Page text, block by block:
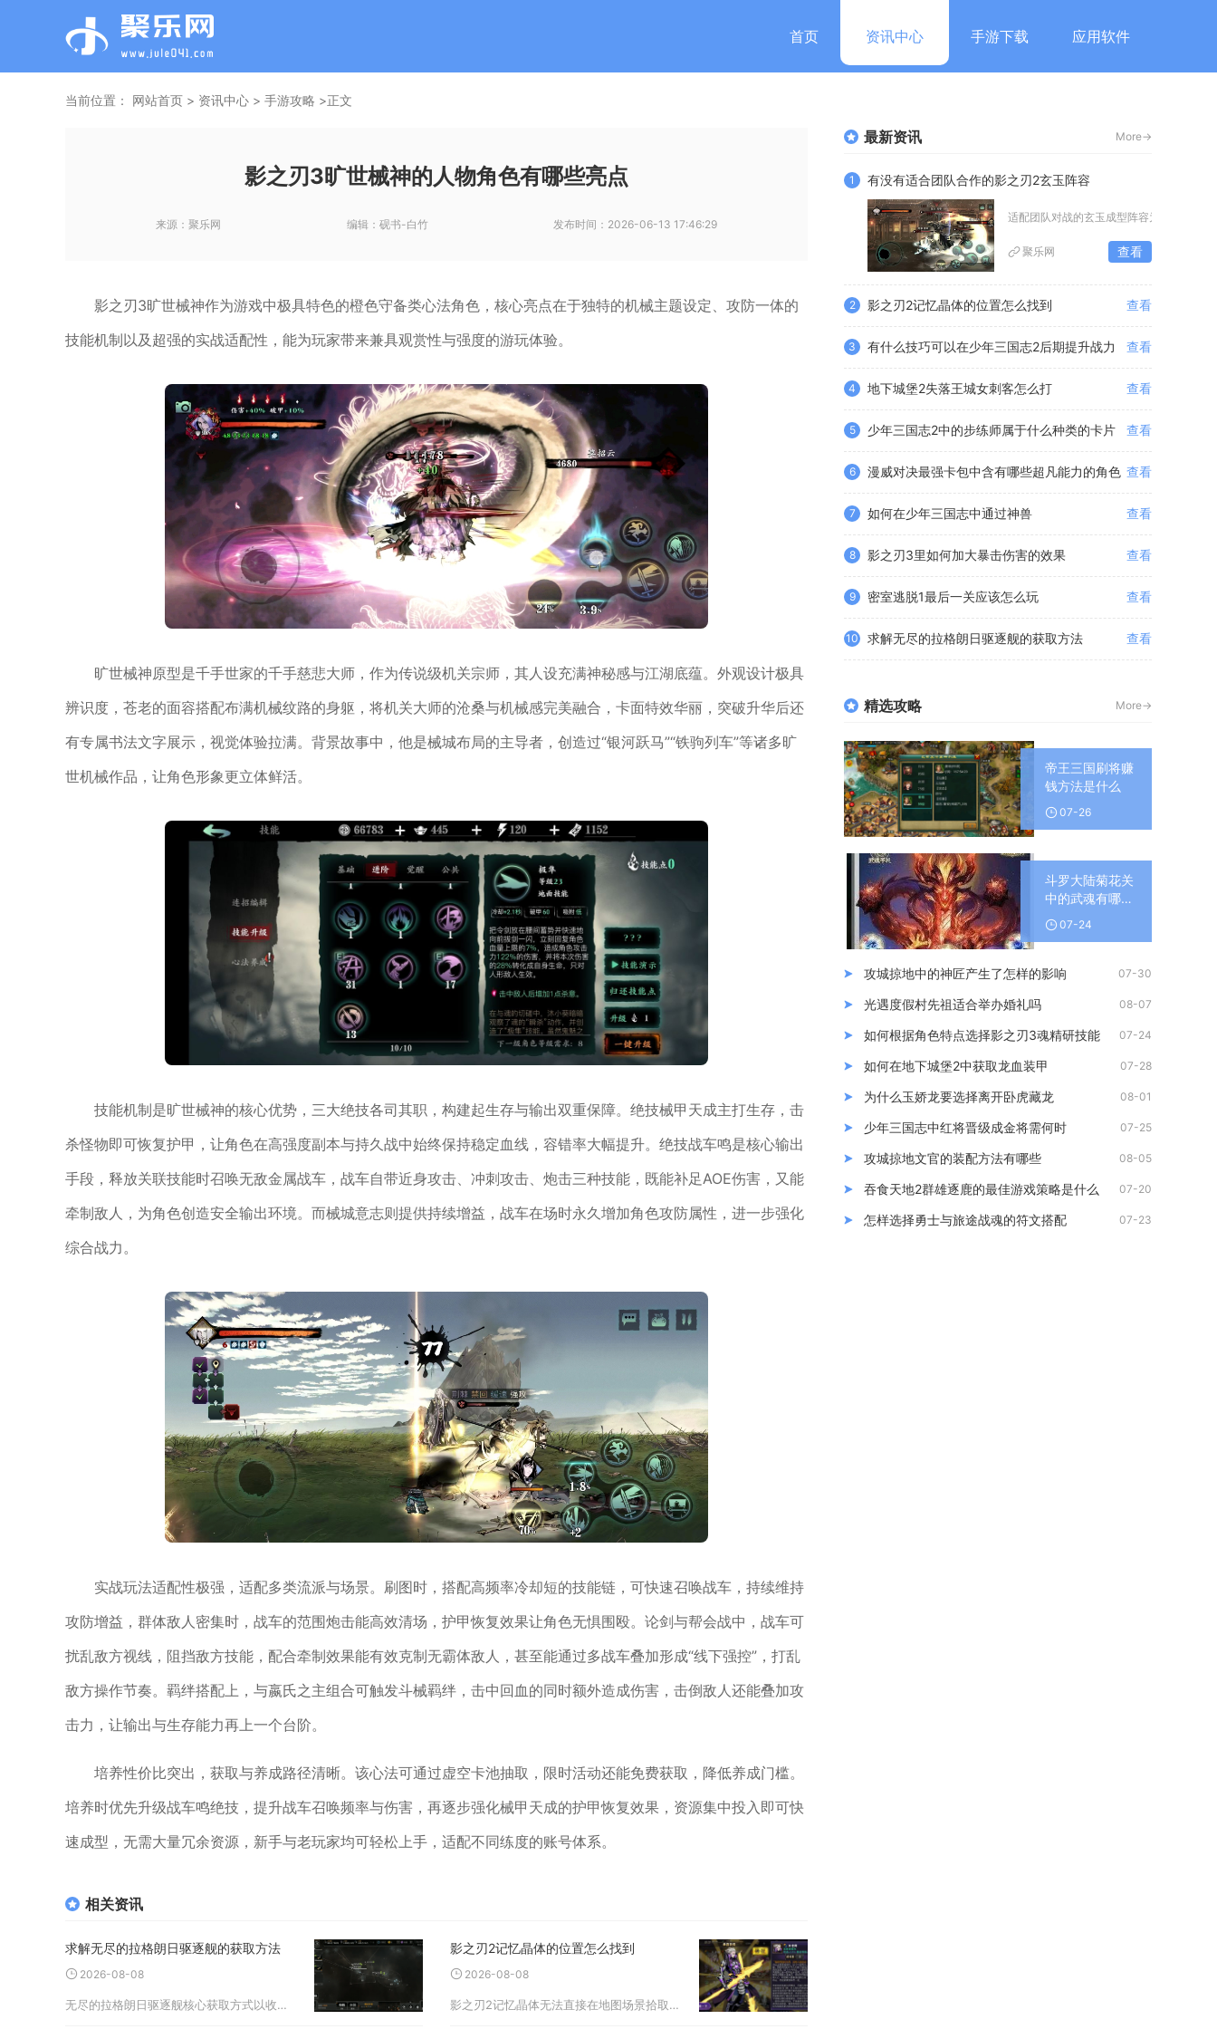
首页 资讯中心 手游下载 应用软件
当前位置： 网站首页 > 资讯中心 > 手游攻略 >正文
影之刃3旷世械神的人物角色有哪些亮点
来源： 聚乐网 编辑： 砚书-白竹 发布时间： 2026-06-13 17:46:29
影之刃3旷世械神作为游戏中极具特色的橙色守备类心法角色，核心亮点在于独特的机械主题设定、攻防一体的
技能机制以及超强的实战适配性，能为玩家带来兼具观赏性与强度的游玩体验。
旷世械神原型是千手世家的千手慈悲大师，作为传说级机关宗师，其人设充满神秘感与江湖底蕴。外观设计极具
辨识度，苍老的面容搭配布满机械纹路的身躯，将机关大师的沧桑与机械感完美融合，卡面特效华丽，突破升华后还
有专属书法文字展示，视觉体验拉满。背景故事中，他是械城布局的主导者，创造过“银河跃马”“铁驹列车”等诸多旷
世机械作品，让角色形象更立体鲜活。
技能机制是旷世械神的核心优势，三大绝技各司其职，构建起生存与输出双重保障。绝技械甲天成主打生存，击
杀怪物即可恢复护甲，让角色在高强度副本与持久战中始终保持稳定血线，容错率大幅提升。绝技战车鸣是核心输出
手段，释放关联技能时召唤无敌金属战车，战车自带近身攻击、冲刺攻击、炮击三种技能，既能补足AOE伤害，又能
牵制敌人，为角色创造安全输出环境。而械城意志则提供持续增益，战车在场时永久增加角色攻防属性，进一步强化
综合战力。
实战玩法适配性极强，适配多类流派与场景。刷图时，搭配高频率冷却短的技能链，可快速召唤战车，持续维持
攻防增益，群体敌人密集时，战车的范围炮击能高效清场，护甲恢复效果让角色无惧围殴。论剑与帮会战中，战车可
扰乱敌方视线，阻挡敌方技能，配合牵制效果能有效克制无霸体敌人，甚至能通过多战车叠加形成“线下强控”，打乱
敌方操作节奏。羁绊搭配上，与嬴氏之主组合可触发斗械羁绊，击中回血的同时额外造成伤害，击倒敌人还能叠加攻
击力，让输出与生存能力再上一个台阶。
培养性价比突出，获取与养成路径清晰。该心法可通过虚空卡池抽取，限时活动还能免费获取，降低养成门槛。
培养时优先升级战车鸣绝技，提升战车召唤频率与伤害，再逐步强化械甲天成的护甲恢复效果，资源集中投入即可快
速成型，无需大量冗余资源，新手与老玩家均可轻松上手，适配不同练度的账号体系。
相关资讯
求解无尽的拉格朗日驱逐舰的获取方法
2026-08-08
无尽的拉格朗日驱逐舰核心获取方式以收集永久舰船蓝图为主，搭配星系协议限时奖励、档案定向研究、未央资助计划奖励以及部分特殊活动兑换，拥有蓝图之后消耗资源就能持续建造驱逐舰，临时舰船奖励无法长期生产，不能作为稳定获
影之刃2记忆晶体的位置怎么找到
2026-08-08
影之刃2记忆晶体无法直接在地图场景拾取，主要依靠副本掉落碎片合成、悬赏任务奖励、试炼挑战以及商店刷新获取，稳定刷取点位集中在昼夜空间副本、高阶悬赏关卡与无尽试炼模式。记忆晶体是角色技能共鸣、战技进阶不可或缺的核
最新资讯 More->
1 有没有适合团队合作的影之刃2玄玉阵容
适配团队对战的玄玉成型阵容为玄玉+剑
聚乐网 查看
2 影之刃2记忆晶体的位置怎么找到 查看
3 有什么技巧可以在少年三国志2后期提升战力 查看
4 地下城堡2失落王城女刺客怎么打 查看
5 少年三国志2中的步练师属于什么种类的卡片 查看
6 漫威对决最强卡包中含有哪些超凡能力的角色 查看
7 如何在少年三国志中通过神兽 查看
8 影之刃3里如何加大暴击伤害的效果 查看
9 密室逃脱1最后一关应该怎么玩 查看
10 求解无尽的拉格朗日驱逐舰的获取方法 查看
精选攻略 More->
帝王三国刷将赚
钱方法是什么
07-26
斗罗大陆菊花关
中的武魂有哪些
可用
07-24
攻城掠地中的神匠产生了怎样的影响 07-30
光遇度假村先祖适合举办婚礼吗 08-07
如何根据角色特点选择影之刃3魂精研技能 07-24
如何在地下城堡2中获取龙血装甲 07-28
为什么玉娇龙要选择离开卧虎藏龙 08-01
少年三国志中红将晋级成金将需何时 07-25
攻城掠地文官的装配方法有哪些 08-05
吞食天地2群雄逐鹿的最佳游戏策略是什么 07-20
怎样选择勇士与旅途战魂的符文搭配 07-23